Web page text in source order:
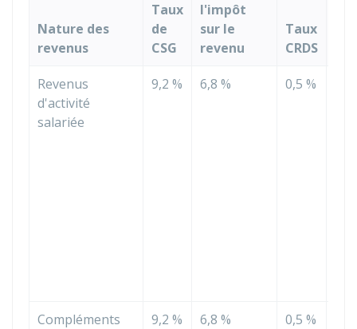
Nature des
revenus
Taux
de
CSG
l'impôt
sur le
revenu
Taux
CRDS
Revenus
d'activité
salariée
9,2 % 6,8 % 0,5 %
Compléments
9,2 % 6,8 % 0,5 %